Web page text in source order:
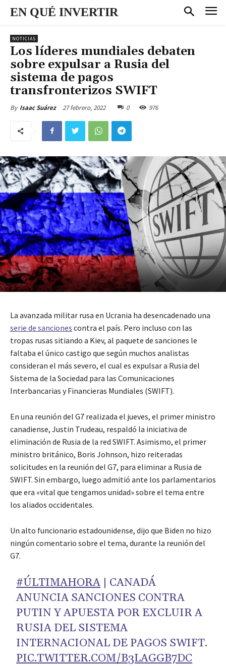
EN QUÉ INVERTIR
NOTICIAS
Los líderes mundiales debaten
sobre expulsar a Rusia del
sistema de pagos
transfronterizos SWIFT
By Isaac Suárez 27 febrero, 2022 0 976
La avanzada militar rusa en Ucrania ha desencadenado una
serie de sanciones contra el país. Pero incluso con las
tropas rusas sitiando a Kiev, al paquete de sanciones le
faltaba el único castigo que según muchos analistas
consideran el más severo, el cual es expulsar a Rusia del
Sistema de la Sociedad para las Comunicaciones
Interbancarias y Financieras Mundiales (SWIFT).
En una reunión del G7 realizada el jueves, el primer ministro
canadiense, Justin Trudeau, respaldó la iniciativa de
eliminación de Rusia de la red SWIFT. Asimismo, el primer
ministro británico, Boris Johnson, hizo reiteradas
solicitudes en la reunión del G7, para eliminar a Rusia de
SWIFT. Sin embargo, luego admitió ante los parlamentarios
que era «vital que tengamos unidad» sobre el tema entre
los aliados occidentales.
Un alto funcionario estadounidense, dijo que Biden no hizo
ningún comentario sobre el tema, durante la reunión del
G7.
#ÚLTIMAHORA | CANADÁ
ANUNCIA SANCIONES CONTRA
PUTIN Y APUESTA POR EXCLUIR A
RUSIA DEL SISTEMA
INTERNACIONAL DE PAGOS SWIFT.
PIC.TWITTER.COM/B3LAGGB7DC